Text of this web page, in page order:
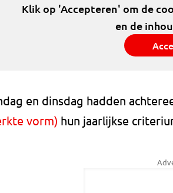
Klik op 'Accepteren' om de
en de
en dinsdag hadden
vorm) hun jaarlijkse